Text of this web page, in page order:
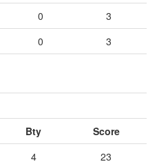
0
3
0
3
Bty
Score
4
23